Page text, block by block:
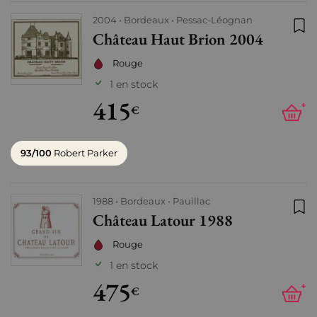
2004 Bordeaux Pessac-Léognan
Château Haut Brion 2004
Rouge
1 en stock
415€ +
93/100 Robert Parker
1988 Bordeaux Pauillac
Château Latour 1988
Rouge
1 en stock
475€ +